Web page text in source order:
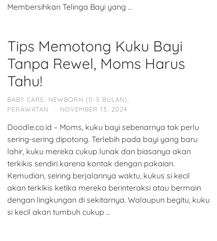
Membersihkan Telinga Bayi yang …
Tips Memotong Kuku Bayi
Tanpa Rewel, Moms Harus
Tahu!
BABY CARE NEWBORN (0-3 BULAN)
PERAWATAN
· NOVEMBER 13, 2024
Doodle.co.id – Moms, kuku bayi sebenarnya tak perlu
sering-sering dipotong. Terlebih pada bayi yang baru
lahir, kuku mereka cukup lunak dan biasanya akan
terkikis sendiri karena kontak dengan pakaian.
Kemudian, seiring berjalannya waktu, kukus si kecil
akan terkikis ketika mereka berinteraksi atau bermain
dengan lingkungan di sekitarnya. Walaupun begitu, kuku
si kecil akan tumbuh cukup …